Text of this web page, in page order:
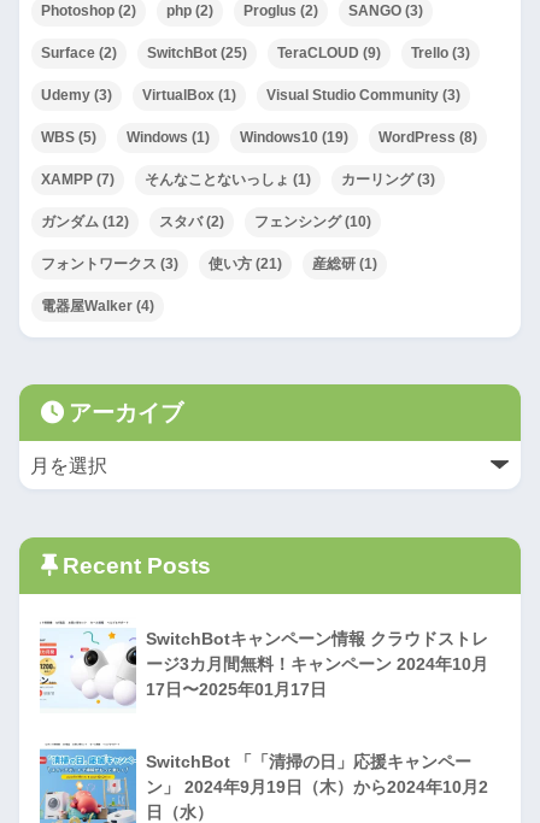
Photoshop (2) php (2) Proglus (2) SANGO (3)
Surface (2) SwitchBot (25) TeraCLOUD (9) Trello (3)
Udemy (3) VirtualBox (1) Visual Studio Community (3)
WBS (5) Windows (1) Windows10 (19) WordPress (8)
XAMPP (7) そんなことないっしょ (1) カーリング(3)
ガンダム (12) スタバ(2) フェンシング(10)
フォントワークス (3) 使い方 (21) 産総研 (1)
電器屋Walker (4)
アーカイブ
Recent Posts
SwitchBotキャンペーン情報 クラウドストレ
ージ3カ月間無料！キャンペーン 2024年10月
17日〜2025年01月17日
SwitchBot 「「清掃の日」応援キャンペー
ン」 2024年9月19日（木）から2024年10月2
日（水）